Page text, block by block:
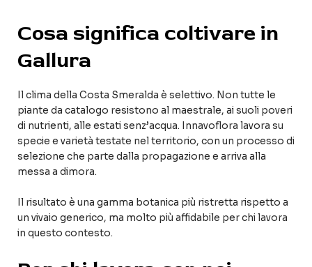
Cosa significa coltivare in
Gallura
Il clima della Costa Smeralda è selettivo. Non tutte le
piante da catalogo resistono al maestrale, ai suoli poveri
di nutrienti, alle estati senz’acqua. Innavoflora lavora su
specie e varietà testate nel territorio, con un processo di
selezione che parte dalla propagazione e arriva alla
messa a dimora.
Il risultato è una gamma botanica più ristretta rispetto a
un vivaio generico, ma molto più affidabile per chi lavora
in questo contesto.